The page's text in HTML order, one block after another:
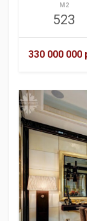
М2
523
330 000 000